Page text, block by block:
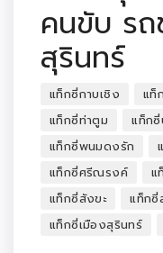
คนขับ รถ
สุรินทร์
แท็กซี่กาบเชิง แท็
แท็กซี่ท่าตูม
แท็กซี่
แท็กซี่พนมดงรัก
แท็กซี่ศรีณรงค์
แ
แท็กซี่สังขะ
แท็กซี่
แท็กซี่เมืองสุรินทร์